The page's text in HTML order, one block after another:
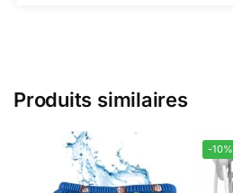
Produits similaires
-10%